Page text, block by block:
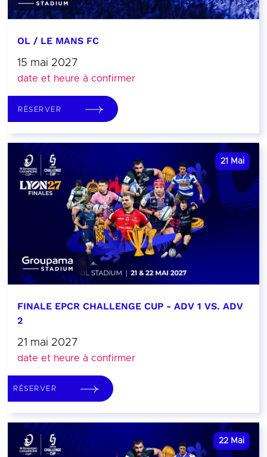
OL / LE MANS FC
15 mai 2027
date et heure à confirmer
RÉSERVER
21 Mai
FINALE EPCR CHALLENGE CUP - ADV 1 VS. ADV
2
21 mai 2027
date et heure à confirmer
RÉSERVER
22 Mai